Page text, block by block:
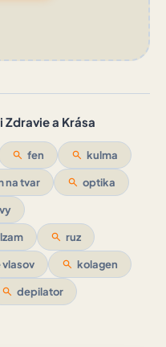
a Krása
search fen search kulma
na tvar search optika
search ruz
search kolagen
search depilator